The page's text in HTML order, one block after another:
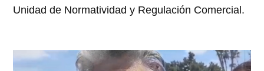
Unidad de Normatividad y Regulación Comercial.